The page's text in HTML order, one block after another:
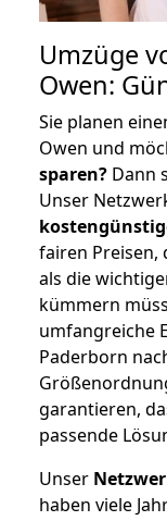
Umzüge
Owen:
Sie planen
Owen und
sparen? Dann
Unser
fairen Preisen,
als die
kümmern
umfangreiche
Paderborn
garantieren,
passende
Unser
haben viele